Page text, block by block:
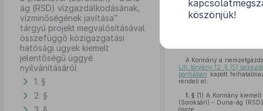
ág (RSD) vízgazdálkodásának,
vízminőségének javítása”
tárgyú projekt megvalósításával
összefüggő közigazgatási
hatósági ügyek kiemelt
jelentőségű üggyé
nyilvánításáról
1. §
2. §
A Kormány a
LIII. törvény 12. § (5)
pontjában kapott
rendeli el:
1. § (1) A Kormány
(Soroksári) – Duna-ág
össze.
köszönjük!